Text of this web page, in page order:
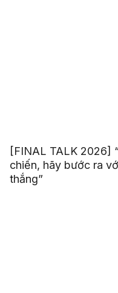
[FINAL TALK 2026]
chiến, hãy bước ra
thắng”